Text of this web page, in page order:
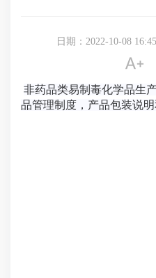
日期：2022-10-08 16:45

非药品类易制毒化学品生
品管理制度， 产品包装说明